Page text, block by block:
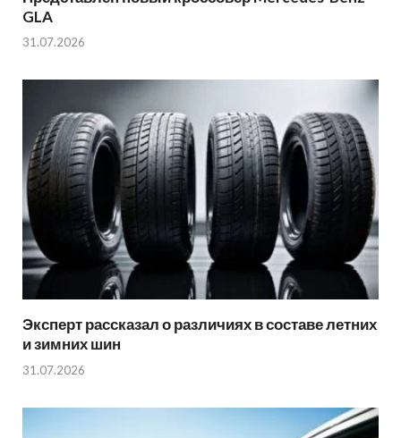
GLA
31.07.2026
Эксперт рассказал о различиях в составе летних
и зимних шин
31.07.2026